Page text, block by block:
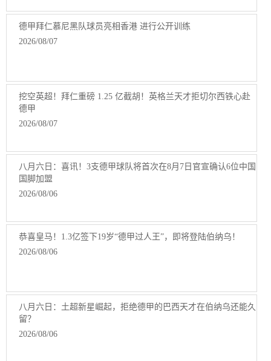
德甲拜仁慕尼黑队球员亮相香港 进行公开训练
2026/08/07
挖空英超！拜仁重磅 1.25 亿截胡！英格兰天才拒切尔西铁心赴
德甲
2026/08/07
八月六日：喜讯！3支德甲球队将首次在8月7日官宣确认6位中国
国脚加盟
2026/08/06
恭喜皇马！1.3亿签下19岁“德甲过人王”，即将登陆伯纳乌！
2026/08/06
八月六日：土超新星崛起，拒绝德甲的巴西天才在伯纳乌还能久
留？
2026/08/06